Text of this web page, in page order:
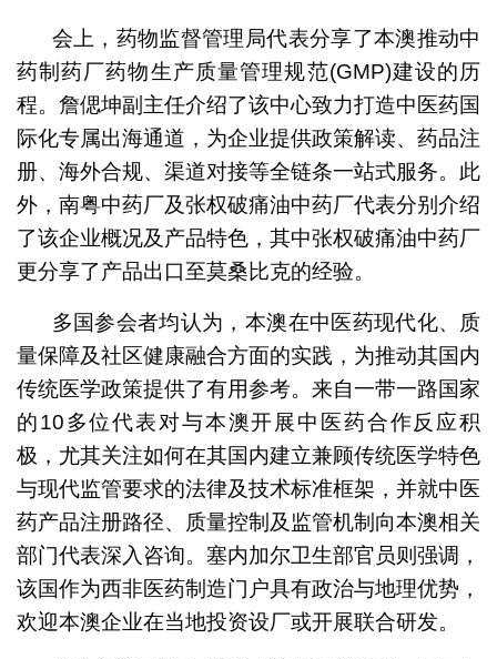
会上，药物监督管理局代表分享了本澳推动中
药制药厂药物生产质量管理规范(GMP)建设的历
程。詹偲坤副主任介绍了该中心致力打造中医药国
际化专属出海通道，为企业提供政策解读、药品注
册、海外合规、渠道对接等全链条一站式服务。此
外，南粤中药厂及张权破痛油中药厂代表分别介绍
了该企业概况及产品特色，其中张权破痛油中药厂
更分享了产品出口至莫桑比克的经验。
多国参会者均认为，本澳在中医药现代化、质
量保障及社区健康融合方面的实践，为推动其国内
传统医学政策提供了有用参考。来自一带一路国家
的10多位代表对与本澳开展中医药合作反应积
极，尤其关注如何在其国内建立兼顾传统医学特色
与现代监管要求的法律及技术标准框架，并就中医
药产品注册路径、质量控制及监管机制向本澳相关
部门代表深入咨询。塞内加尔卫生部官员则强调，
该国作为西非医药制造门户具有政治与地理优势，
欢迎本澳企业在当地投资设厂或开展联合研发。